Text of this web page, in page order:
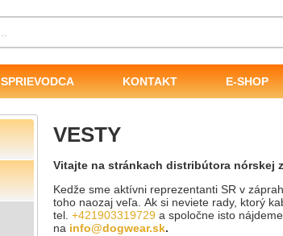
SPRIEVODCA KONTAKT E-SHOP
VESTY
Vitajte na stránkach distribútora nórskej
Kedže sme aktívni reprezentanti SR v
toho naozaj veľa. Ak si neviete rady, ktorý
tel. +421903319729a spoločne isto
na info@dogwear.sk.